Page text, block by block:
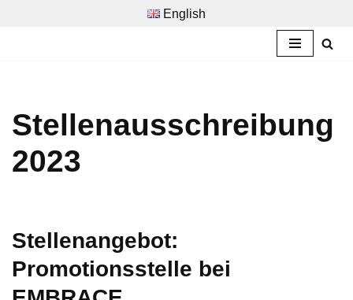
English
Stellenausschreibung
2023
Stellenangebot:
Promotionsstelle bei